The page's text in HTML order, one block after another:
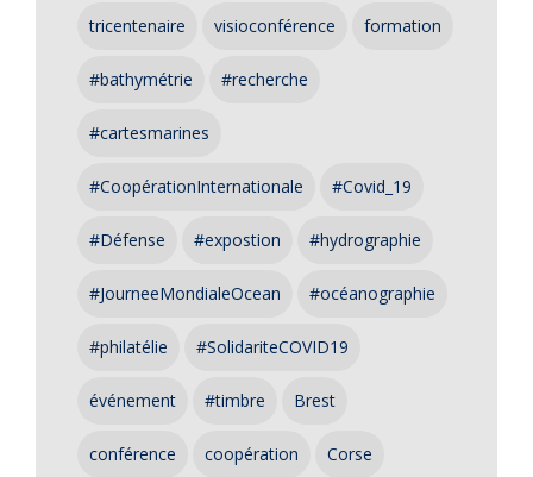
tricentenaire visioconférence formation
#bathymétrie #recherche
#cartesmarines
#CoopérationInternationale #Covid_19
#Défense #expostion #hydrographie
#JourneeMondialeOcean #océanographie
#philatélie #SolidariteCOVID19
événement #timbre Brest
conférence coopération Corse